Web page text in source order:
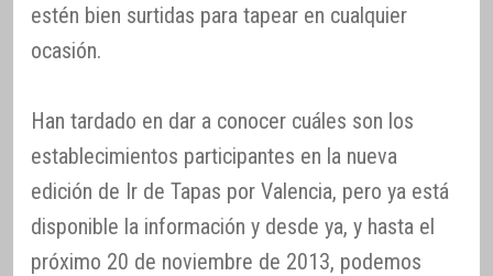
estén bien surtidas para tapear en cualquier
ocasión.
Han tardado en dar a conocer cuáles son los
establecimientos participantes en la nueva
edición de Ir de Tapas por Valencia, pero ya está
disponible la información y desde ya, y hasta el
próximo 20 de noviembre de 2013, podemos